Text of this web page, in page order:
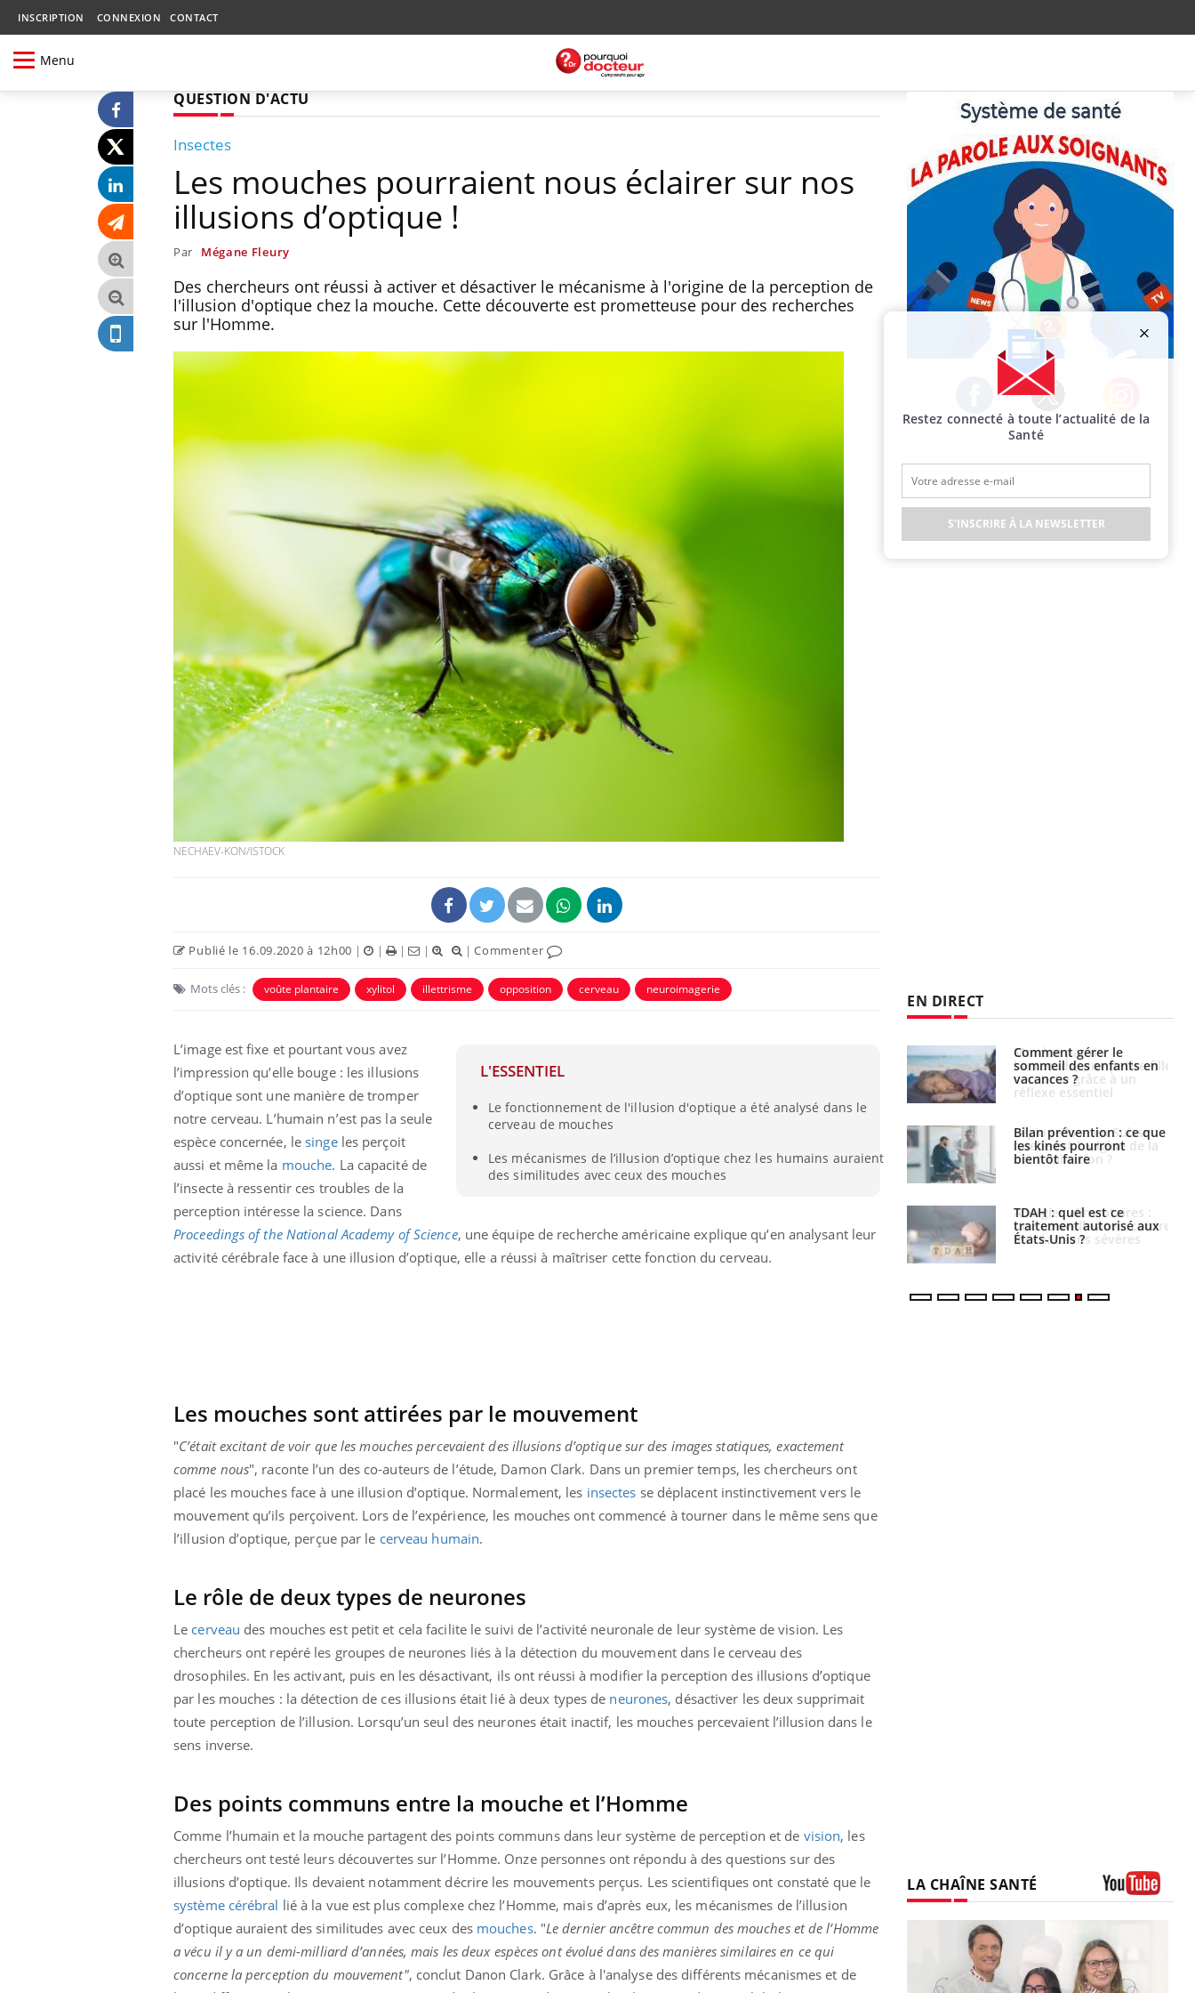
INSCRIPTION CONNEXION CONTACT
Menu
QUESTION D'ACTU
Insectes
Les mouches pourraient nous éclairer sur nos
illusions d’optique !
Par Mégane Fleury
Des chercheurs ont réussi à activer et désactiver le mécanisme à l'origine de la perception de
l'illusion d'optique chez la mouche. Cette découverte est prometteuse pour des recherches
sur l'Homme.
NECHAEV-KON/ISTOCK
Publié le 16.09.2020 à 12h00 | | | | |Commenter
Mots clés : voûte plantaire xylitol illettrisme opposition cerveau neuroimagerie
L'ESSENTIEL
Le fonctionnement de l'illusion d'optique a été analysé dans le
cerveau de mouches
Les mécanismes de l’illusion d’optique chez les humains auraient
des similitudes avec ceux des mouches
L’image est fixe et pourtant vous avez
l’impression qu’elle bouge : les illusions
d’optique sont une manière de tromper
notre cerveau. L’humain n’est pas la seule
espèce concernée, le singeles perçoit
aussi et même la mouche. La capacité de
l’insecte à ressentir ces troubles de la
perception intéresse la science. Dans
Proceedings of the National Academy of Science, une équipe de recherche américaine explique qu’en analysant leur
activité cérébrale face à une illusion d’optique, elle a réussi à maîtriser cette fonction du cerveau.
Les mouches sont attirées par le mouvement
"C’était excitant de voir que les mouches percevaient des illusions d’optique sur des images statiques, exactement
comme nous", raconte l’un des co-auteurs de l’étude, Damon Clark. Dans un premier temps, les chercheurs ont
placé les mouches face à une illusion d’optique. Normalement, les insectes se déplacent instinctivement vers le
mouvement qu’ils perçoivent. Lors de l’expérience, les mouches ont commencé à tourner dans le même sens que
l’illusion d’optique, perçue par le cerveau humain.
Le rôle de deux types de neurones
Le cerveau des mouches est petit et cela facilite le suivi de l’activité neuronale de leur système de vision. Les
chercheurs ont repéré les groupes de neurones liés à la détection du mouvement dans le cerveau des
drosophiles. En les activant, puis en les désactivant, ils ont réussi à modifier la perception des illusions d’optique
par les mouches : la détection de ces illusions était lié à deux types de neurones, désactiver les deux supprimait
toute perception de l’illusion. Lorsqu’un seul des neurones était inactif, les mouches percevaient l’illusion dans le
sens inverse.
Des points communs entre la mouche et l’Homme
Comme l’humain et la mouche partagent des points communs dans leur système de perception et de vision, les
chercheurs ont testé leurs découvertes sur l’Homme. Onze personnes ont répondu à des questions sur des
illusions d’optique. Ils devaient notamment décrire les mouvements perçus. Les scientifiques ont constaté que le
système cérébral lié à la vue est plus complexe chez l’Homme, mais d’après eux, les mécanismes de l’illusion
d’optique auraient des similitudes avec ceux des mouches. "Le dernier ancêtre commun des mouches et de l’Homme
a vécu il y a un demi-milliard d’années, mais les deux espèces ont évolué dans des manières similaires en ce qui
concerne la perception du mouvement", conclut Danon Clark. Grâce à l'analyse des différents mécanismes et de
Facebook Twitter Instagram
EN DIRECT
Fortes chaleurs :
pourquoi le risque de
noyade grimpe-t-il ?
freiner la propagation du
cancer ?
Pourquoi manger moins
de protéines pourrait
finalement être bénéfique
que dit la science
Le smartphone nuit-il à
lecture ?
vacances, elle reste dans
le coma pendant 42 jours
contamination ?
une nouvelle arme contre
les réactions sévères
Comment gérer le
sommeil des enfants en
vacances ?
Bilan prévention : ce que
les kinés pourront
bientôt faire
TDAH : quel est ce
traitement autorisé aux
États-Unis ?
LA CHAÎNE SANTÉ
Restez connecté à toute l’actualité de la
Santé
S'INSCRIRE À LA NEWSLETTER